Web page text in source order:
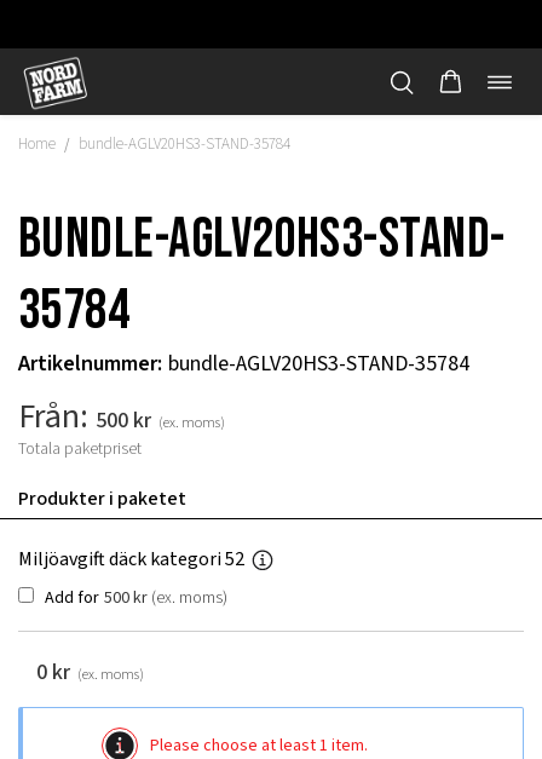
Hoppa
innehåll
Home / bundle-AGLV20HS3-STAND-35784
bundle-AGLV20HS3-STAND-
35784
Artikelnummer: bundle-AGLV20HS3-STAND-35784
Från: 500 kr (ex. moms)
Totala paketpriset
Produkter i paketet
Miljöavgift däck kategori 52
Add for 500kr (ex. moms)
0 kr (ex. moms)
Please choose at least 1 item.